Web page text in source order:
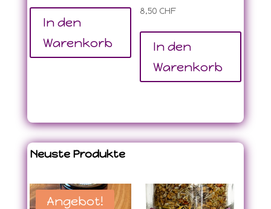
In den
Warenkorb
8,50 CHF
In den
Warenkorb
Neuste Produkte
Angebot!